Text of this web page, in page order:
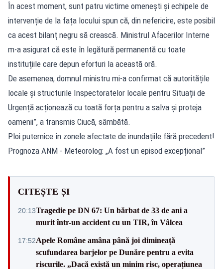
În acest moment, sunt patru victime omenești și echipele de
intervenție de la fața locului spun că, din nefericire, este posibil
ca acest bilanț negru să crească. Ministrul Afacerilor Interne
m-a asigurat că este în legătură permanentă cu toate
instituțiile care depun eforturi la această oră.
De asemenea, domnul ministru mi-a confirmat că autoritățile
locale și structurile Inspectoratelor locale pentru Situații de
Urgență acționează cu toată forța pentru a salva și proteja
oamenii”, a transmis Ciucă, sâmbătă.
Ploi puternice în zonele afectate de inundațiile fără precedent!
Prognoza ANM - Meteorolog: „A fost un episod excepțional”
CITEȘTE ȘI
20:13Tragedie pe DN 67: Un bărbat de 33 de ani a
murit într-un accident cu un TIR, în Vâlcea
17:52Apele Române amâna până joi dimineață
scufundarea barjelor pe Dunăre pentru a evita
riscurile. „Dacă există un minim risc, operațiunea